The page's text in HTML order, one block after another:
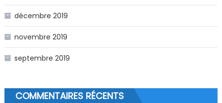
décembre 2019
novembre 2019
septembre 2019
COMMENTAIRES RÉCENTS